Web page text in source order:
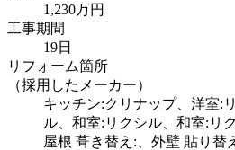
1,230万円
工事期間
19日
リフォーム箇所
（採用したメーカー）
キッチン:クリナップ、洋室:
ル、和室:リクシル、和室:リ
屋根 葺き替え:、外壁 貼り替